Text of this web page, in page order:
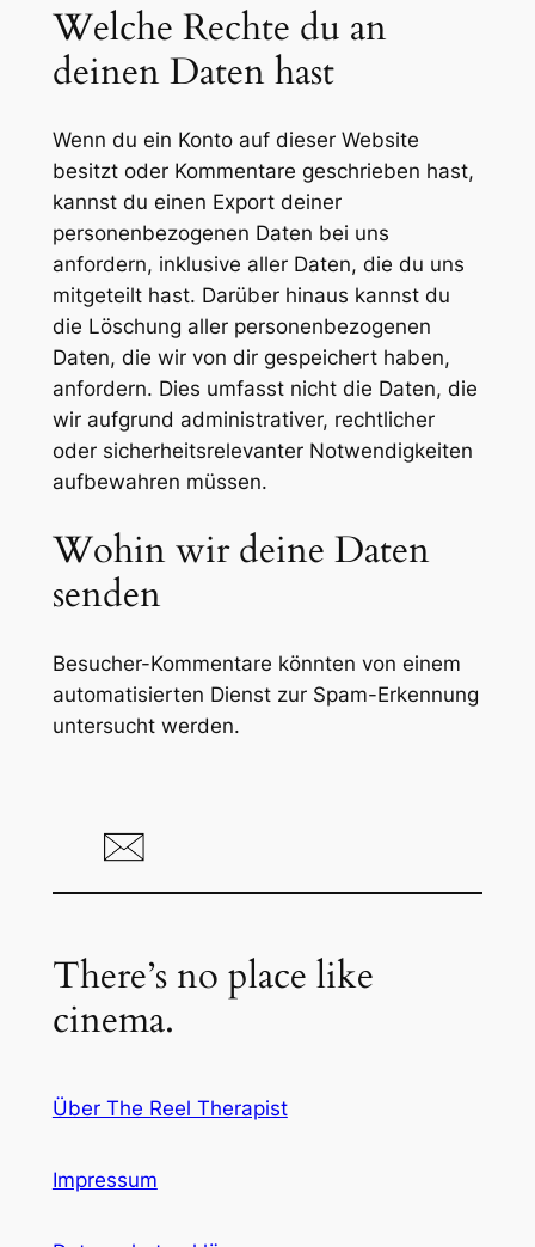
Welche Rechte du an
deinen Daten hast
Wenn du ein Konto auf dieser Website
besitzt oder Kommentare geschrieben hast,
kannst du einen Export deiner
personenbezogenen Daten bei uns
anfordern, inklusive aller Daten, die du uns
mitgeteilt hast. Darüber hinaus kannst du
die Löschung aller personenbezogenen
Daten, die wir von dir gespeichert haben,
anfordern. Dies umfasst nicht die Daten, die
wir aufgrund administrativer, rechtlicher
oder sicherheitsrelevanter Notwendigkeiten
aufbewahren müssen.
Wohin wir deine Daten
senden
Besucher-Kommentare könnten von einem
automatisierten Dienst zur Spam-Erkennung
untersucht werden.
There’s no place like
cinema.
Über The Reel Therapist
Impressum